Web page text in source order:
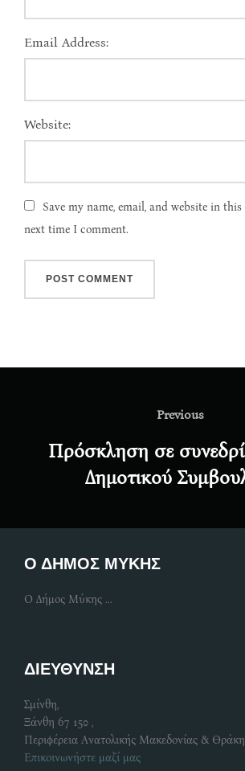
Email Address:
Website:
Save my name, email, and website in
next time I comment.
Previous
Previous
Πρόσκληση σε
Δημοτικού
Ο ΔΗΜΟΣ ΜΥΚΗΣ
Ο Δήμος Μύκης ...
ΔΙΕΥΘΥΝΣΗ
Σμίνθη,
Ξάνθη 67 150 ,
Περιφέρεια Ανατολικής Μακεδονίας &
Επικοινωνήστε μαζί μας